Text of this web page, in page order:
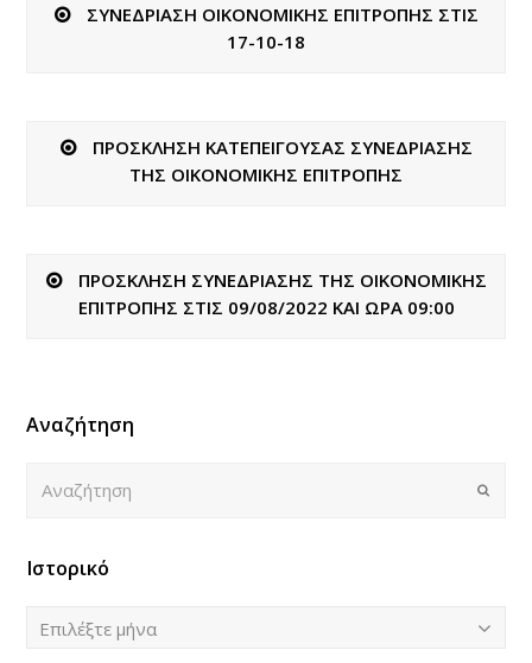
ΣΥΝΕΔΡΙΑΣΗ ΟΙΚΟΝΟΜΙΚΗΣ ΕΠΙΤΡΟΠΗΣ ΣΤΙΣ
17-10-18
ΠΡΟΣΚΛΗΣΗ ΚΑΤΕΠΕΙΓΟΥΣΑΣ ΣΥΝΕΔΡΙΑΣΗΣ
ΤΗΣ ΟΙΚΟΝΟΜΙΚΗΣ ΕΠΙΤΡΟΠΗΣ
ΠΡΟΣΚΛΗΣΗ ΣΥΝΕΔΡΙΑΣΗΣ ΤΗΣ ΟΙΚΟΝΟΜΙΚΗΣ
ΕΠΙΤΡΟΠΗΣ ΣΤΙΣ 09/08/2022 ΚΑΙ ΩΡΑ 09:00
Αναζήτηση
Submit
Ιστορικό
Ιστορικό
Επιλέξτε μήνα